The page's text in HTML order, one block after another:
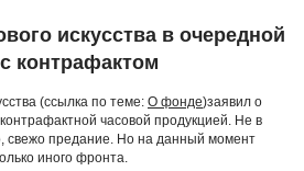
искусства в очередной
контрафактом
(ссылка по теме: О фонде)заявил о
часовой продукцией. Не в
свежо предание. Но на данный момент
иного фронта.